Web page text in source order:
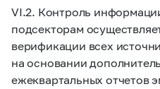
VI.2. Контроль
подсекторам
верификации всех
на основании
ежеквартальных отчетов